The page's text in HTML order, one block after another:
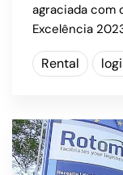
agraciada com
Excelência
Rental